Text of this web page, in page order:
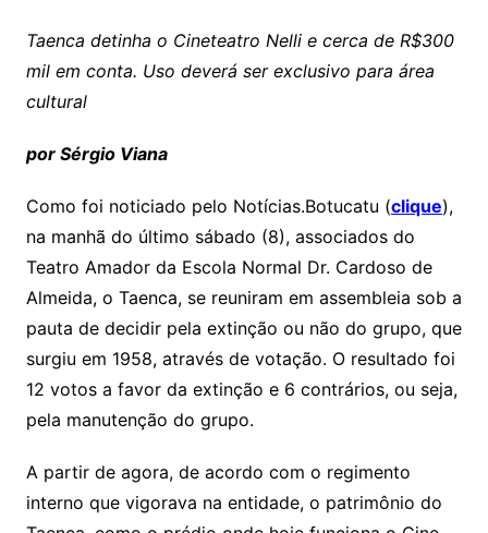
Taenca detinha o Cineteatro Nelli e cerca de R$300
mil em conta. Uso deverá ser exclusivo para área
cultural
por Sérgio Viana
Como foi noticiado pelo Notícias.Botucatu (clique),
na manhã do último sábado (8), associados do
Teatro Amador da Escola Normal Dr. Cardoso de
Almeida, o Taenca, se reuniram em assembleia sob a
pauta de decidir pela extinção ou não do grupo, que
surgiu em 1958, através de votação. O resultado foi
12 votos a favor da extinção e 6 contrários, ou seja,
pela manutenção do grupo.
A partir de agora, de acordo com o regimento
interno que vigorava na entidade, o patrimônio do